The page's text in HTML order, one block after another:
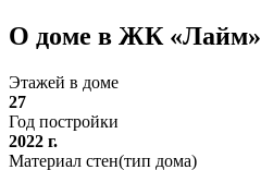
О доме в ЖК «Лайм»
Этажей в доме
27
Год постройки
2022 г.
Материал стен(тип дома)